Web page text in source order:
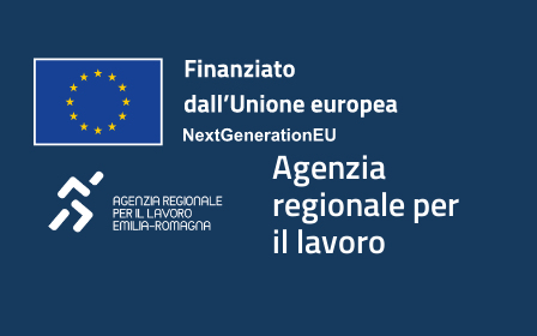
Agenzia
regionale per
il lavoro